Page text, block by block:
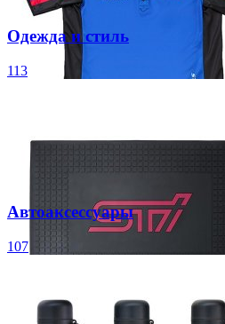
Одежда и стиль
113
Автоаксессуары
107